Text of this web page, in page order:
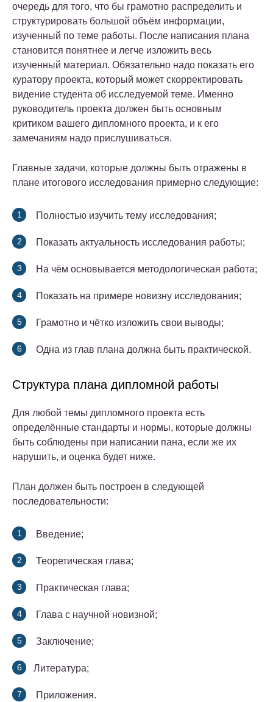
очередь для того, что бы грамотно распределить и
структурировать большой объём информации,
изученный по теме работы. После написания плана
становится понятнее и легче изложить весь
изученный материал. Обязательно надо показать его
куратору проекта, который может скорректировать
видение студента об исследуемой теме. Именно
руководитель проекта должен быть основным
критиком вашего дипломного проекта, и к его
замечаниям надо прислушиваться.
Главные задачи, которые должны быть отражены в
плане итогового исследования примерно следующие:
Полностью изучить тему исследования;
Показать актуальность исследования работы;
На чём основывается методологическая работа;
Показать на примере новизну исследования;
Грамотно и чётко изложить свои выводы;
Одна из глав плана должна быть практической.
Структура плана дипломной работы
Для любой темы дипломного проекта есть
определённые стандарты и нормы, которые должны
быть соблюдены при написании пана, если же их
нарушить, и оценка будет ниже.
План должен быть построен в следующей
последовательности:
Введение;
Теоретическая глава;
Практическая глава;
Глава с научной новизной;
Заключение;
Литература;
Приложения.